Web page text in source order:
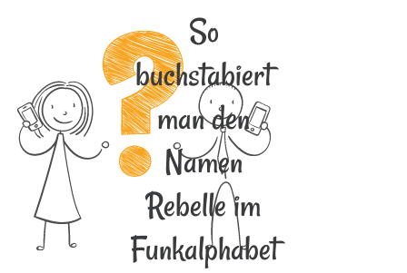
So
buchstabiert
man den
Namen
Rebelle im
Funkalphabet